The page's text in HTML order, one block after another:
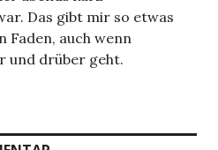
Das gibt mir so etwas
Faden, auch wenn
und drüber geht.